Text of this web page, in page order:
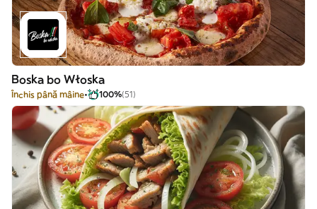
Boska bo Włoska
Închis până mâine 100%(51)